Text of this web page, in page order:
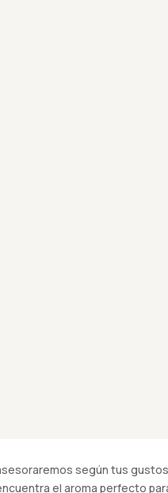
según tus
el aroma perfecto